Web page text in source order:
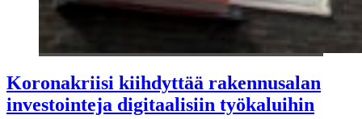
Koronakriisi kiihdyttää rakennusalan
investointeja digitaalisiin työkaluihin